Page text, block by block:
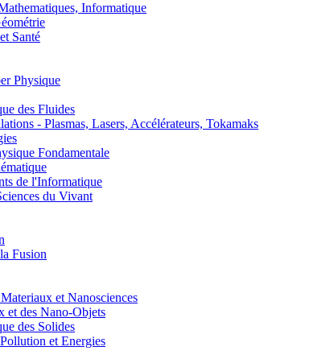
Informatique
Santé
Physique
des Fluides
- Plasmas, Lasers, Accélérateurs, Tokamaks
Fondamentale
de l'Informatique
du Vivant
Fusion
et Nanosciences
des Nano-Objets
des Solides
et Energies